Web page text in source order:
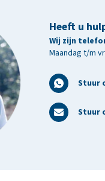
Heeft u
Wij zijn
Maandag t/m
Stuur
Stuur